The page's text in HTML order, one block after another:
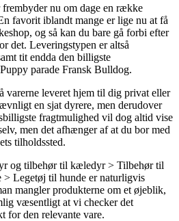
nu om dage en række
favorit iblandt mange er lige nu at få
og så kan du bare gå forbi efter
det. Leveringstypen er altså
tit endda den billigste
parade Fransk Bulldog.
varerne leveret hjem til dig privat eller
en sjat dyrere, men derudover
fragtmulighed vil dog altid vise
men det afhænger af at du bor med
tilholdssted.
og tilbehør til kæledyr > Tilbehør til
Legetøj til hunde er naturligvis
mangler produkterne om et øjeblik,
væsentligt at vi checker det
for den relevante vare.